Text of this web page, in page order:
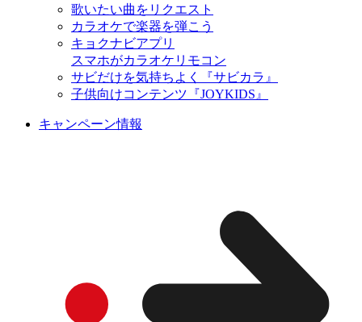
歌いたい曲をリクエスト
カラオケで楽器を弾こう
キョクナビアプリ
スマホがカラオケリモコン
サビだけを気持ちよく『サビカラ』
子供向けコンテンツ『JOYKIDS』
キャンペーン情報